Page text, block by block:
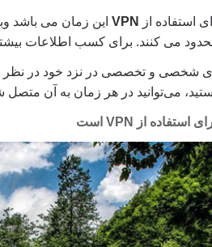
استفاده از VPN این زمان می باشد
می کنند. برای کسب اطلاعات بیشتر
شخصی و تخصصی در نزد خود در نظر
می‌توانید در هر زمان به آن متصل